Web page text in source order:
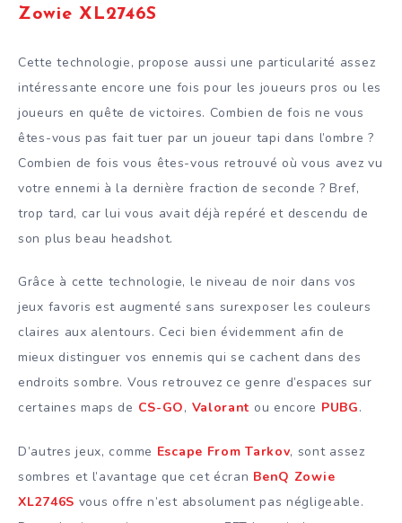
Zowie XL2746S
Cette technologie, propose aussi une particularité assez
intéressante encore une fois pour les joueurs pros ou les
joueurs en quête de victoires. Combien de fois ne vous
êtes-vous pas fait tuer par un joueur tapi dans l’ombre ?
Combien de fois vous êtes-vous retrouvé où vous avez vu
votre ennemi à la dernière fraction de seconde ? Bref,
trop tard, car lui vous avait déjà repéré et descendu de
son plus beau headshot.
Grâce à cette technologie, le niveau de noir dans vos
jeux favoris est augmenté sans surexposer les couleurs
claires aux alentours. Ceci bien évidemment afin de
mieux distinguer vos ennemis qui se cachent dans des
endroits sombre. Vous retrouvez ce genre d’espaces sur
certaines maps de CS-GO, Valorant ou encore PUBG.
D’autres jeux, comme Escape From Tarkov, sont assez
sombres et l’avantage que cet écran BenQ Zowie
XL2746S vous offre n’est absolument pas négligeable.